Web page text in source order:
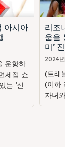
아시아
운항하
세점 쇼
는 ‘신
리조
움을
미’
2024
(트래
(이하
자녀